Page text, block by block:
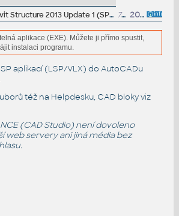
Autodesk Revit Structure 2013 Update 1 (SP1), EN/CZ, 64-bit (build 20120716_1115 71MB 20.7.2012
aplikace (EXE). Můžete ji přímo spustit,
instalaci programu.
aplikací (LSP/VLX) do AutoCADu
též na Helpdesku, CAD bloky viz
(CAD Studio) není dovoleno
web servery ani jiná média bez